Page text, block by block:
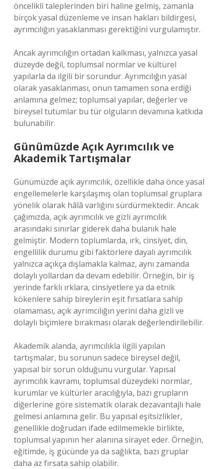
öncelikli taleplerinden biri haline gelmiş, zamanla
birçok yasal düzenleme ve insan hakları bildirgesi,
ayrımcılığın yasaklanması gerektiğini vurgulamıştır.
Ancak ayrımcılığın ortadan kalkması, yalnızca yasal
düzeyde değil, toplumsal normlar ve kültürel
yapılarla da ilgili bir sorundur. Ayrımcılığın yasal
olarak yasaklanması, onun tamamen sona erdiği
anlamına gelmez; toplumsal yapılar, değerler ve
bireysel tutumlar bu tür olguların devamına katkıda
bulunabilir.
Günümüzde Açık Ayrımcılık ve
Akademik Tartışmalar
Günümüzde açık ayrımcılık, özellikle daha önce yasal
engellemelerle karşılaşmış olan toplumsal gruplara
yönelik olarak hâlâ varlığını sürdürmektedir. Ancak
çağımızda, açık ayrımcılık ve gizli ayrımcılık
arasındaki sınırlar giderek daha bulanık hale
gelmiştir. Modern toplumlarda, ırk, cinsiyet, din,
engellilik durumu gibi faktörlere dayalı ayrımcılık
yalnızca açıkça dışlamakla kalmaz, aynı zamanda
dolaylı yollardan da devam edebilir. Örneğin, bir iş
yerinde farklı ırklara, cinsiyetlere ya da etnik
kökenlere sahip bireylerin eşit fırsatlara sahip
olamaması, açık ayrımcılığın yerini daha gizli ve
dolaylı biçimlere bırakması olarak değerlendirilebilir.
Akademik alanda, ayrımcılıkla ilgili yapılan
tartışmalar, bu sorunun sadece bireysel değil,
yapısal bir sorun olduğunu vurgular. Yapısal
ayrımcılık kavramı, toplumsal düzeydeki normlar,
kurumlar ve kültürler aracılığıyla, bazı grupların
diğerlerine göre sistematik olarak dezavantajlı hale
gelmesi anlamına gelir. Bu yapısal eşitsizlikler,
genellikle doğrudan ifade edilmemekle birlikte,
toplumsal yapının her alanına sirayet eder. Örneğin,
eğitimde, iş gücünde ya da sağlıkta, bazı gruplar
daha az fırsata sahip olabilir.